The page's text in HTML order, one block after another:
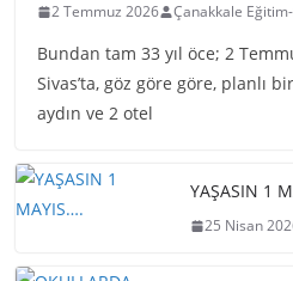
2 Temmuz 2026 Çanakkale
Bundan tam 33 yıl öce; 2
Sivas’ta, göz göre göre, planlı
aydın ve 2 otel
YAŞASIN 1
25 Nisan